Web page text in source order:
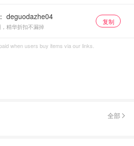
精华折扣不漏掉
复制
when users buy items via our links.
全部